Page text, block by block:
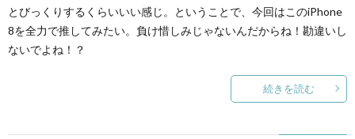
とびっくりするくらいいい感じ。ということで、今回はこのiPhone
8を全力で推してみたい。負け惜しみじゃないんだからね！勘違いし
ないでよね！？
続きを読む